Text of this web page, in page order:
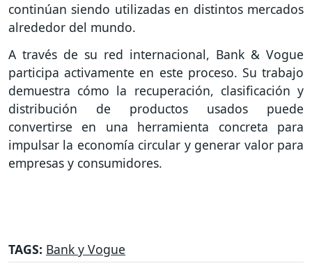
continúan siendo utilizadas en distintos mercados
alrededor del mundo.
A través de su red internacional, Bank & Vogue
participa activamente en este proceso. Su trabajo
demuestra cómo la recuperación, clasificación y
distribución de productos usados puede
convertirse en una herramienta concreta para
impulsar la economía circular y generar valor para
empresas y consumidores.
TAGS: Bank y Vogue